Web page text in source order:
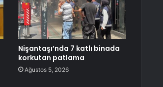
Nişantaşı’nda 7 katlı binada
korkutan patlama
Ağustos 5, 2026